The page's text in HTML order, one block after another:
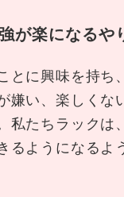
が楽になるや
とに興味を持ち
嫌い、楽しくな
私たちラックは
るようになるよ